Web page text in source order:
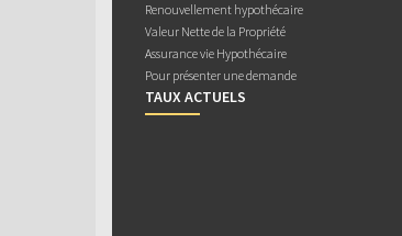
Renouvellement hypothécaire
Valeur Nette de la Propriété
Assurance vie Hypothécaire
Pour présenter une demande
TAUX ACTUELS